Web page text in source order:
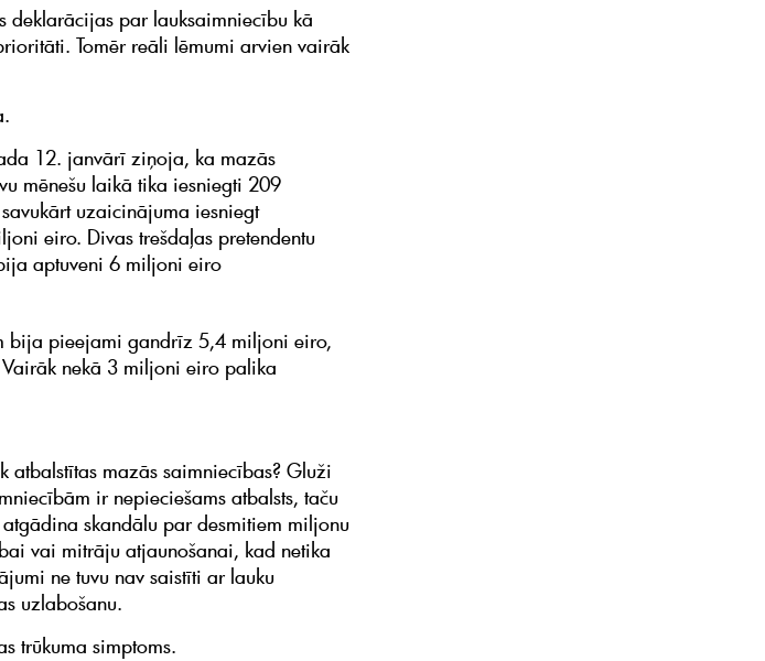
par lauksaimniecību kā
Tomēr reāli lēmumi arvien vairāk
12. janvārī ziņoja, ka mazās
mēnešu laikā tika iesniegti 209
uzaicinājuma iesniegt
eiro. Divas trešdaļas pretendentu
aptuveni 6 miljoni eiro
bija pieejami gandrīz 5,4 miljoni eiro,
nekā 3 miljoni eiro palika
atbalstītas mazās saimniecības? Gluži
ir nepieciešams atbalsts, taču
skandālu par desmitiem miljonu
vai mitrāju atjaunošanai, kad netika
ne tuvu nav saistīti ar lauku
uzlabošanu.
trūkuma simptoms.